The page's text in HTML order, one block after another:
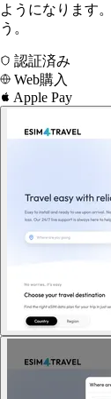
ようになります
う。
認証済み
Web購入
Apple Pay